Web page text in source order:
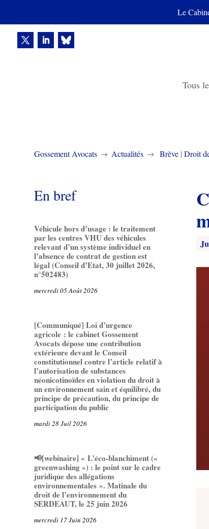
Le
Tous
Gossement Avocats $ Actualités $ Brève |Droit
En bref
Véhicule hors d’usage : le traitement
par les centres VHU des véhicules
relevant d’un système individuel en
l’absence de contrat de gestion est
légal (Conseil d’Etat, 30 juillet 2026,
n°502483)
mercredi 05 Août 2026
[Communiqué] Loi d’urgence
agricole : le cabinet Gossement
Avocats dépose une contribution
extérieure devant le Conseil
constitutionnel contre l’article relatif à
l’autorisation de substances
néonicotinoïdes en violation du droit à
un environnement sain et équilibré, du
principe de précaution, du principe de
participation du public
mardi 28 Juil 2026
📢[webinaire] « L’éco-blanchiment («
greenwashing ») : le point sur le cadre
juridique des allégations
environnementales ». Matinale du
droit de l’environnement du
SERDEAUT, le 25 juin 2026
mercredi 17 Juin 2026